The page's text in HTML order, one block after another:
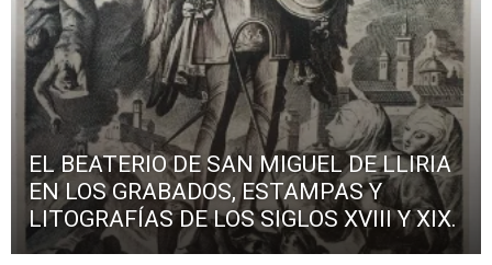
EL BEATERIO DE SAN MIGUEL DE LLIRIA
EN LOS GRABADOS, ESTAMPAS Y
LITOGRAFÍAS DE LOS SIGLOS XVIII Y XIX.